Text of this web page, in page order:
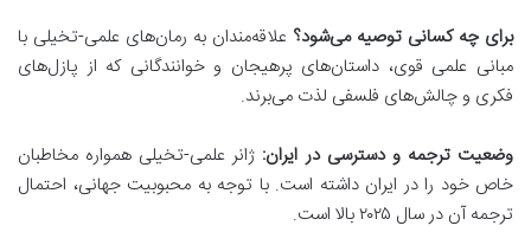
برای چه کسانی توصیه می‌شود؟ علاقه‌مندان به رمان‌های علمی-تخیلی با
مبانی علمی قوی، داستان‌های پرهیجان و خوانندگانی که از پازل‌های
فکری و چالش‌های فلسفی لذت می‌برند.
وضعیت ترجمه و دسترسی در ایران: ژانر علمی-تخیلی همواره مخاطبان
خاص خود را در ایران داشته است. با توجه به محبوبیت جهانی، احتمال
ترجمه آن در سال ۲۰۲۵ بالا است.